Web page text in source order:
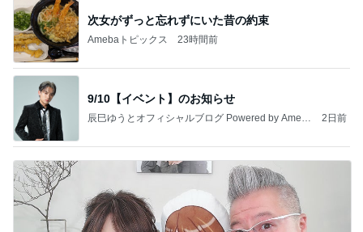
次女がずっと忘れずにいた昔の約束
Amebaトピックス 23時間前
9/10【イベント】のお知らせ
辰巳ゆうとオフィシャルブログ Powered by Ameb
2日前